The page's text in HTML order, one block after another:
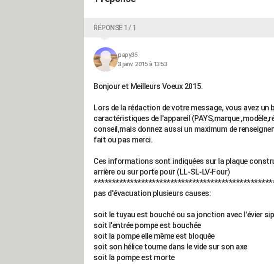
RÉPONSE 1 / 1
papy35
3 janv. 2015 à 13:53
Bonjour et Meilleurs Voeux 2015.
Lors de la rédaction de votre message, vous avez un
caractéristiques de l'appareil (PAYS,marque
conseil,mais donnez aussi un maximum de
fait ou pas merci.
Ces informations sont indiquées sur la plaque
arrière ou sur porte pour (LL-SL-LV-Four)
pas d'évacuation plusieurs causes:
soit le tuyau est bouché ou sa jonction avec l'évier
soit l'entrée pompe est bouchée
soit la pompe elle même est bloquée
soit son hélice tourne dans le vide sur son axe
soit la pompe est morte